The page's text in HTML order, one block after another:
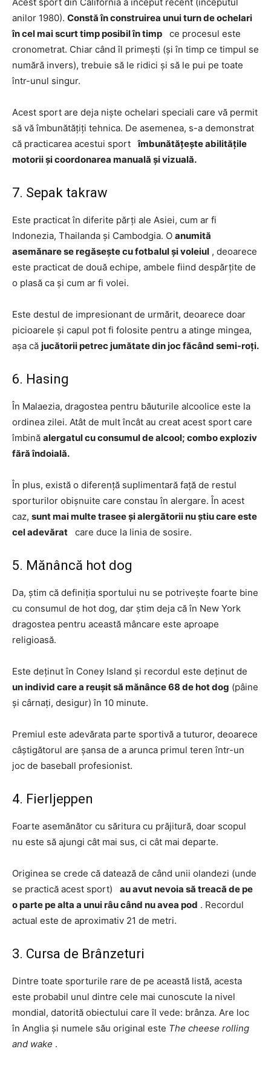
anilor 1980). Constă în construirea unui turn de ochelari
în cel mai scurt timp posibil în timp ce procesul este
cronometrat. Chiar când îl primești (și în timp ce timpul se
numără invers), trebuie să le ridici și să le pui pe toate
într-unul singur.
Acest sport are deja niște ochelari speciali care vă permit
să vă îmbunătățiți tehnica. De asemenea, s-a demonstrat
că practicarea acestui sportîmbunătățește abilitățile
motorii și coordonarea manuală și vizuală.
7. Sepak takraw
Este practicat în diferite părți ale Asiei, cum ar fi
Indonezia, Thailanda și Cambodgia. O anumită
asemănare se regăsește cu fotbalul și voleiul , deoarece
este practicat de două echipe, ambele fiind despărțite de
o plasă ca și cum ar fi volei.
Este destul de impresionant de urmărit, deoarece doar
picioarele și capul pot fi folosite pentru a atinge mingea,
așa că jucătorii petrec jumătate din joc făcând semi-roți.
6. Hasing
În Malaezia, dragostea pentru băuturile alcoolice este la
ordinea zilei. Atât de mult încât au creat acest sport care
îmbină alergatul cu consumul de alcool; combo exploziv
fără îndoială.
În plus, există o diferență suplimentară față de restul
sporturilor obișnuite care constau în alergare. În acest
caz, sunt mai multe trasee și alergătorii nu știu care este
cel adevărat care duce la linia de sosire.
5. Mănâncă hot dog
Da, știm că definiția sportului nu se potrivește foarte bine
cu consumul de hot dog, dar știm deja că în New York
dragostea pentru această mâncare este aproape
religioasă.
Este deținut în Coney Island și recordul este deținut de
un individ care a reușit să mănânce 68 de hot dog (pâine
și cârnați, desigur) în 10 minute.
Premiul este adevărata parte sportivă a tuturor, deoarece
câștigătorul are șansa de a arunca primul teren într-un
joc de baseball profesionist.
4. Fierljeppen
Foarte asemănător cu săritura cu prăjitură, doar scopul
nu este să ajungi cât mai sus, ci cât mai departe.
Originea se crede că datează de când unii olandezi (unde
se practică acest sport) au avut nevoia să treacă de pe
o parte pe alta a unui râu când nu avea pod . Recordul
actual este de aproximativ 21 de metri.
3. Cursa de Brânzeturi
Dintre toate sporturile rare de pe această listă, acesta
este probabil unul dintre cele mai cunoscute la nivel
mondial, datorită obiectului care îl vede: brânza. Are loc
în Anglia și numele său original este The cheese rolling
and wake .